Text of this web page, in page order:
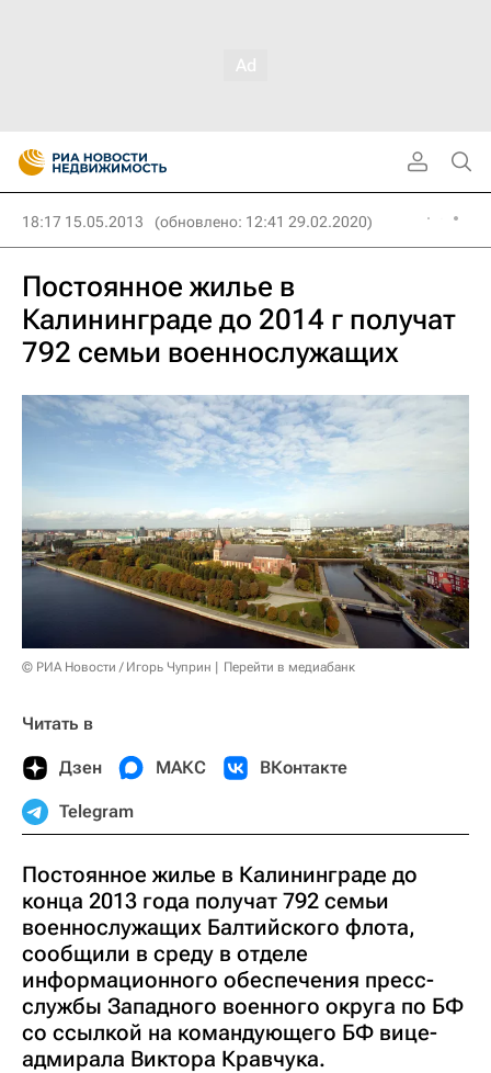
18:17 15.05.2013 (обновлено: 12:41 29.02.2020)
Постоянное жилье в
Калининграде до 2014 г получат
792 семьи военнослужащих
© РИА Новости / Игорь Чуприн Перейти в медиабанк
Читать в
Дзен МАКС ВКонтакте
Telegram
Постоянное жилье в Калининграде до
конца 2013 года получат 792 семьи
военнослужащих Балтийского флота,
сообщили в среду в отделе
информационного обеспечения пресс-
службы Западного военного округа по БФ
со ссылкой на командующего БФ вице-
адмирала Виктора Кравчука.